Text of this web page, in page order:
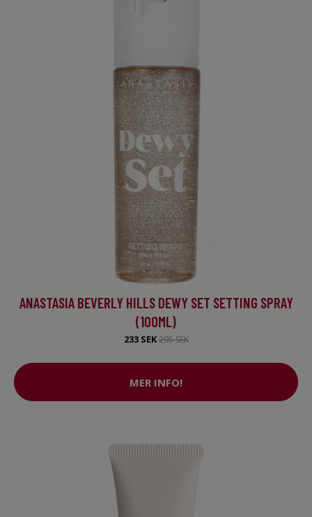
ANASTASIA BEVERLY HILLS DEWY SET SETTING SPRAY
(100ML)
233 SEK295 SEK
MER INFO!